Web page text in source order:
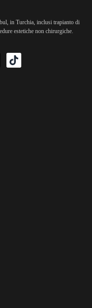
in Turchia, inclusi trapianto di
estetiche non chirurgiche.